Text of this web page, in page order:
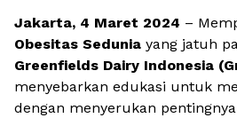
Jakarta, 4 Maret 2024 –
Obesitas Sedunia yang jatuh
Greenfields Dairy Indonesia
menyebarkan edukasi untuk
dengan menyerukan